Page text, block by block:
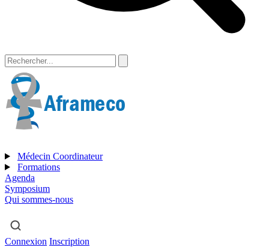
Médecin Coordinateur
Formations
Agenda
Symposium
Qui sommes-nous
Connexion Inscription